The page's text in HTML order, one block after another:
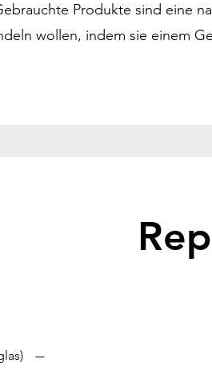
Produkte sind eine
wollen, indem sie einem